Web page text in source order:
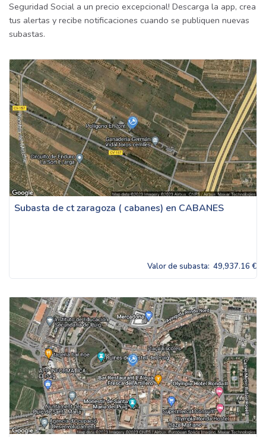
Seguridad Social a un precio excepcional! Descarga la app, crea
tus alertas y recibe notificaciones cuando se publiquen nuevas
subastas.
Subasta de ct zaragoza ( cabanes) en CABANES
Valor de subasta: 49,937.16 €